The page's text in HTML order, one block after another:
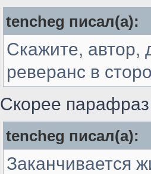
tencheg писал(а):
Скажите, автор,
реверанс в
Скорее парафраз
tencheg писал(а):
Заканчивается